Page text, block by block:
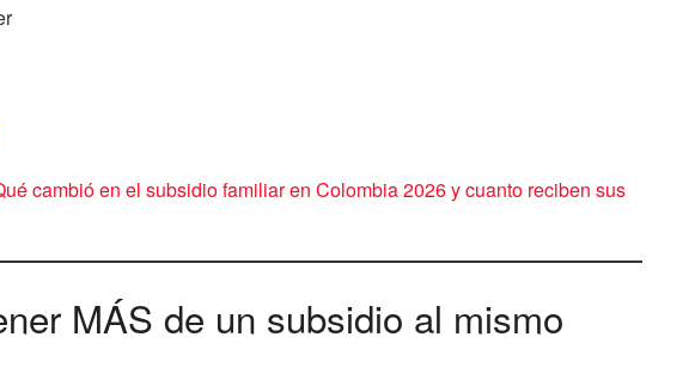
cambió en el subsidio familiar en Colombia 2026 y cuanto reciben sus
MÁS de un subsidio al mismo